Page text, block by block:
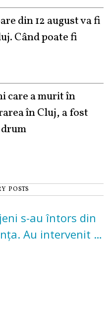
din 12 august va fi
Când poate fi
care a murit în
în Cluj, a fost
POSTS
s-au întors din
Au intervenit la
și pădure